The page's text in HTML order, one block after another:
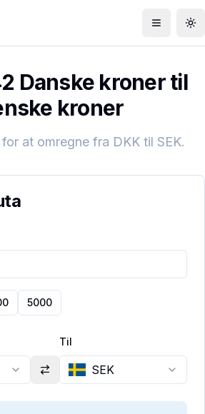
Åbn menu
Danske kroner til
kroner
at omregne fra DKKtil SEK.
5000
Til
SEK